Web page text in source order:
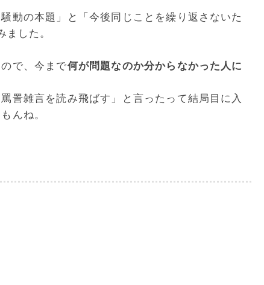
動の本題」と「今後同じことを繰り返さないた
した。
で、今まで何が問題なのか分からなかった人に
詈雑言を読み飛ばす」と言ったって結局目に入
んね。